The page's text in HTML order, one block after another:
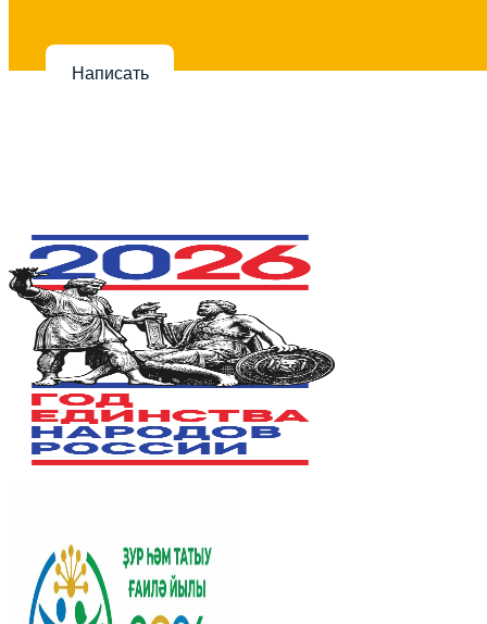
Написать